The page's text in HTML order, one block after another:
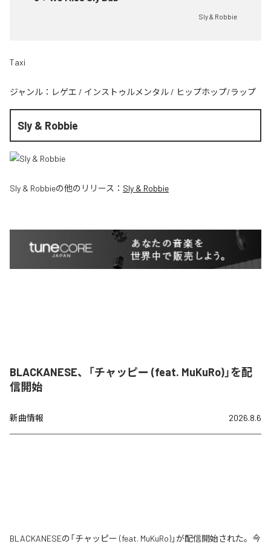
Sly & Robbie
Taxi
ジャンル： レゲエ / インストゥルメンタル / ヒップホップ/ラップ
Sly & Robbie
Sly & Robbieの他のリリース： Sly & Robbie
BLACKANESE、「チャッピー (feat. MuKuRo)」を配
信開始
新曲情報 2026.8.6
BLACKANESEの「チャッピー (feat. MuKuRo)」が配信開始された。今